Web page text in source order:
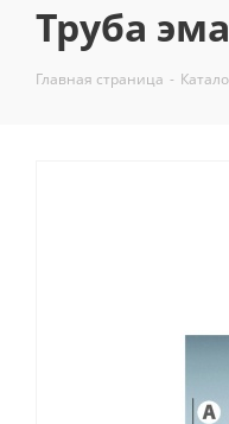
Труба
Главная страница -